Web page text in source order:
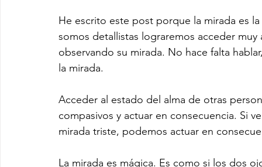
He escrito este post porque la mirada es
somos detallistas lograremos acceder
observando su mirada. No hace falta
la mirada.
Acceder al estado del alma de otras
compasivos y actuar en consecuencia. Si
mirada triste, podemos actuar en
La mirada es mágica. Es como si los dos